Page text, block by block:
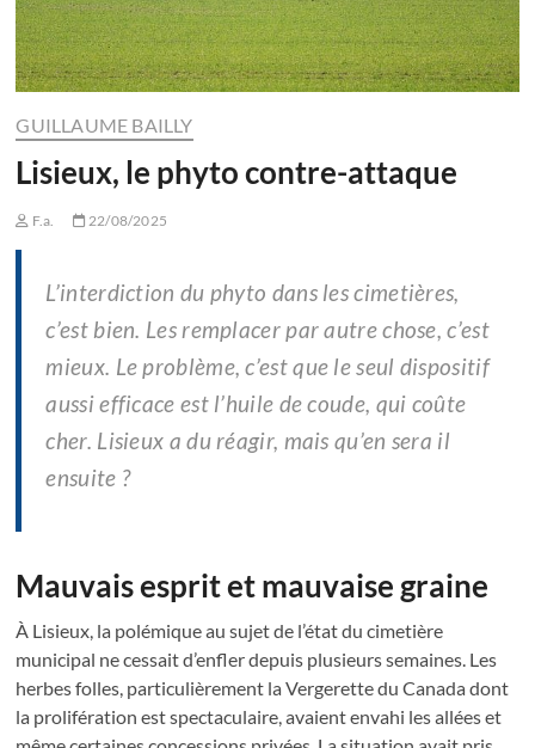
GUILLAUME BAILLY
Lisieux, le phyto contre-attaque
F.a. 22/08/2025
L’interdiction du phyto dans les cimetières,
c’est bien. Les remplacer par autre chose, c’est
mieux. Le problème, c’est que le seul dispositif
aussi efficace est l’huile de coude, qui coûte
cher. Lisieux a du réagir, mais qu’en sera il
ensuite ?
Mauvais esprit et mauvaise graine
À Lisieux, la polémique au sujet de l’état du cimetière
municipal ne cessait d’enfler depuis plusieurs semaines. Les
herbes folles, particulièrement la Vergerette du Canada dont
la prolifération est spectaculaire, avaient envahi les allées et